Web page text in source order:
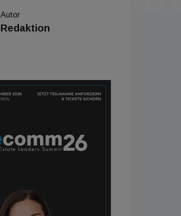
Autor
Redaktion